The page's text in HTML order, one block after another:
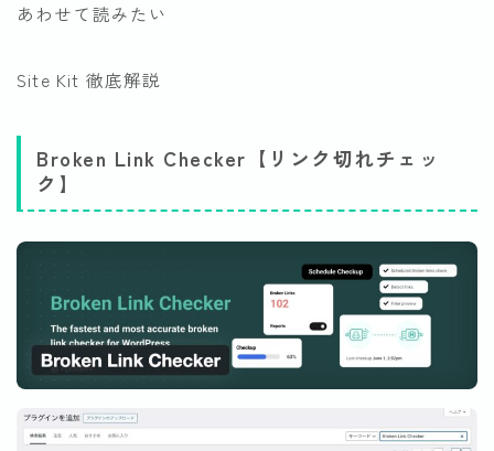
あわせて読みたい
Site Kit 徹底解説
Broken Link Checker【リンク切れチェッ
ク】